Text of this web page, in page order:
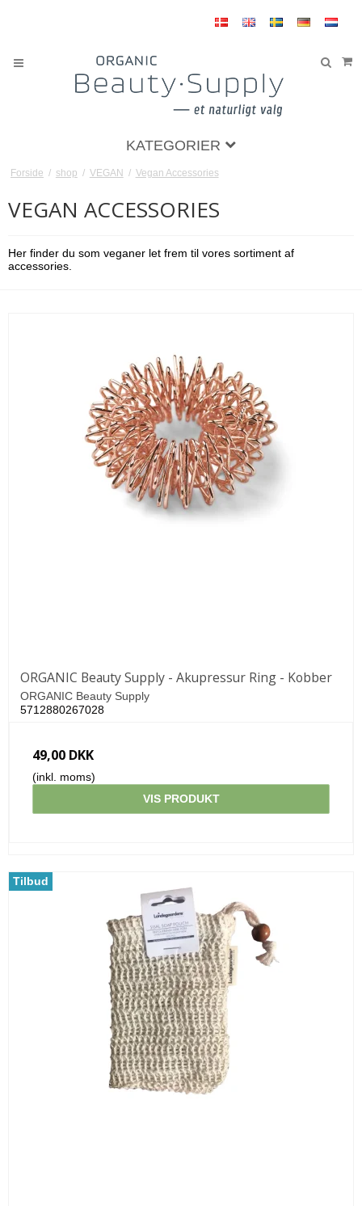
KATEGORIER
Forside / shop / VEGAN / Vegan Accessories
VEGAN ACCESSORIES
Her finder du som veganer let frem til vores sortiment af
accessories.
ORGANIC Beauty Supply - Akupressur Ring - Kobber
ORGANIC Beauty Supply
5712880267028
49,00 DKK
(inkl. moms)
VIS PRODUKT
Tilbud